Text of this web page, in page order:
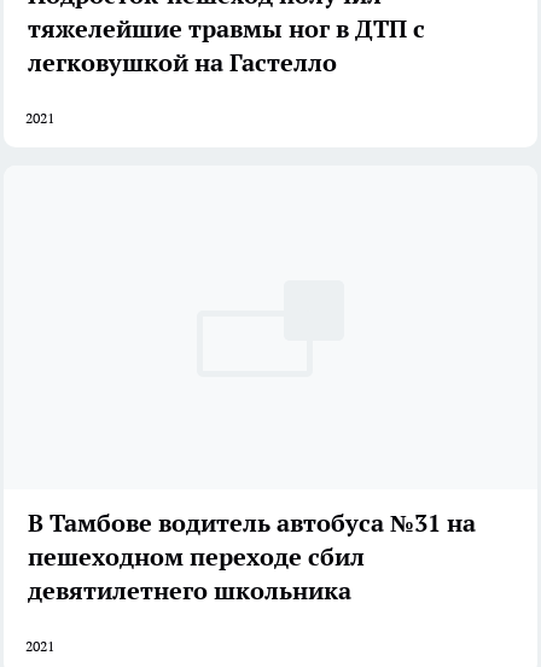
тяжелейшие травмы ног в ДТП с
легковушкой на Гастелло
2021
В Тамбове водитель автобуса №31 на
пешеходном переходе сбил
девятилетнего школьника
2021